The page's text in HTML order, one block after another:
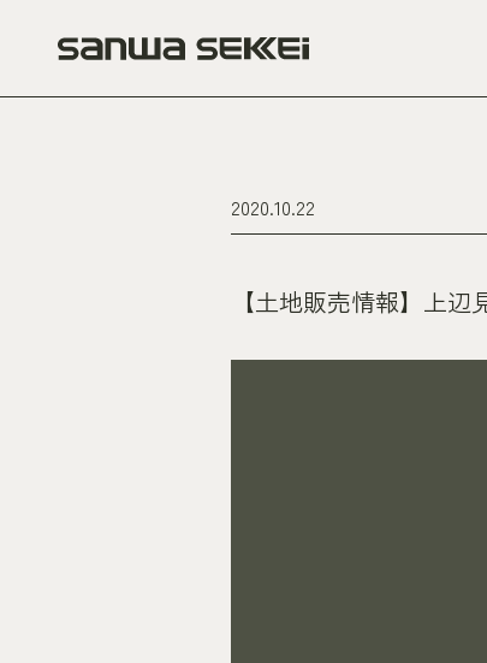
2020.10.22
【土地販売情報】上